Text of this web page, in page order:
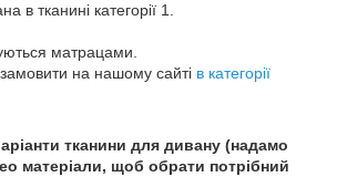
в тканині категорії 1.
матрацами.
на нашому сайті в категорії
тканини для дивану (надамо
матеріали, щоб обрати потрібний